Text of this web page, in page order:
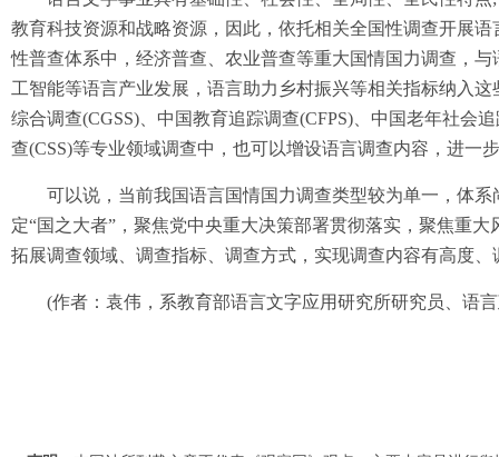
教育科技资源和战略资源，因此，依托相关全国性调查开展
性普查体系中，经济普查、农业普查等重大国情国力调查，
工智能等语言产业发展，语言助力乡村振兴等相关指标纳入
综合调查(CGSS)、中国教育追踪调查(CFPS)、中国老年社会
查(CSS)等专业领域调查中，也可以增设语言调查内容，进一
可以说，当前我国语言国情国力调查类型较为单一，体系
定“国之大者”，聚焦党中央重大决策部署贯彻落实，聚焦重
拓展调查领域、调查指标、调查方式，实现调查内容有高度
(作者：袁伟，系教育部语言文字应用研究所研究员、语言